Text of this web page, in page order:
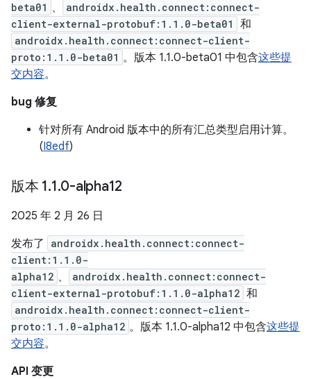
beta01 、
androidx.health.connect:connect-
client-external-protobuf:1.1.0-beta01
和
androidx.health.connect:connect-client-
proto:1.1.0-beta01 。版本 1.1.0-beta01 中包含这些提
交内容。
bug 修复
针对所有 Android 版本中的所有汇总类型启用计算。
(I8edf)
版本 1.1.0-alpha12
2025 年 2 月 26 日
发布了
androidx.health.connect:connect-
client:1.1.0-
alpha12 、
androidx.health.connect:connect-
client-external-protobuf:1.1.0-alpha12 和
androidx.health.connect:connect-client-
proto:1.1.0-alpha12 。版本 1.1.0-alpha12 中包含这些提
交内容。
API 变更